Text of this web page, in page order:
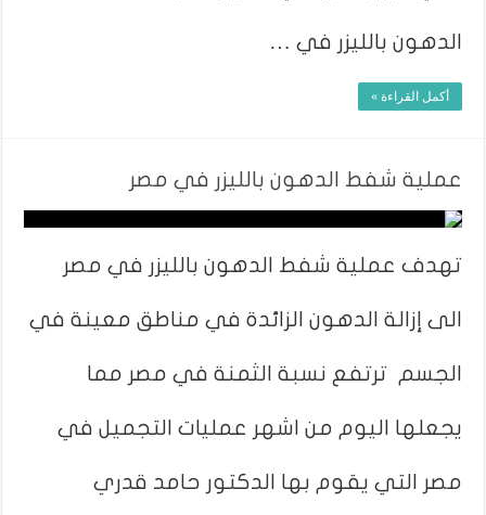
الدهون بالليزر في …
أكمل القراءة »
عملية شفط الدهون بالليزر في مصر
تهدف عملية شفط الدهون بالليزر في مصر
الى إزالة الدهون الزائدة في مناطق معينة في
الجسم ترتفع نسبة الثمنة في مصر مما
يجعلها اليوم من اشهر عمليات التجميل في
مصر التي يقوم بها الدكتور حامد قدري